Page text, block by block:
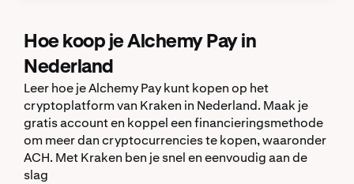
Hoe koop je Alchemy Pay in
Nederland
Leer hoe je Alchemy Pay kunt kopen op het
cryptoplatform van Kraken in Nederland. Maak je
gratis account en koppel een financieringsmethode
om meer dan cryptocurrencies te kopen, waaronder
ACH. Met Kraken ben je snel en eenvoudig aan de
slag